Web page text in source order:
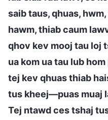
saib taus, qhuas,
hawm, thiab caum
qhov kev mooj tau loj
ua kom ua tau lub
tej kev qhuas thiab
tus kheej—puas muaj
Tej ntawd ces tshaj